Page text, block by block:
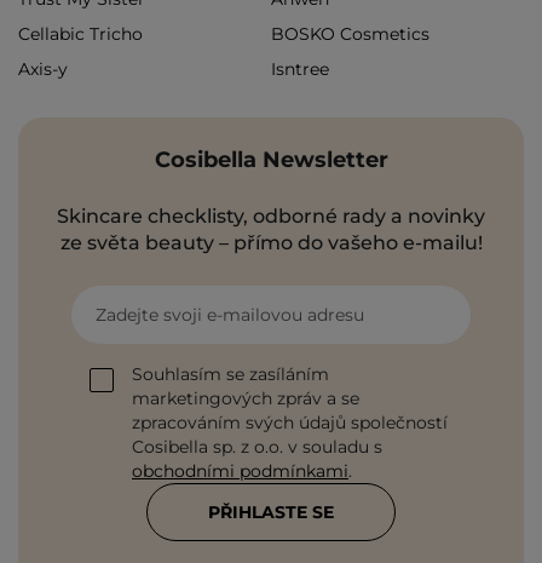
Cellabic Tricho
BOSKO Cosmetics
Axis-y
Isntree
Cosibella Newsletter
Skincare checklisty, odborné rady a novinky
ze světa beauty – přímo do vašeho e-mailu!
Zadejte svoji e-mailovou adresu
Souhlasím se zasíláním
marketingových zpráv a se
zpracováním svých údajů společností
Cosibella sp. z o.o. v souladu s
obchodními podmínkami.
PŘIHLASTE SE